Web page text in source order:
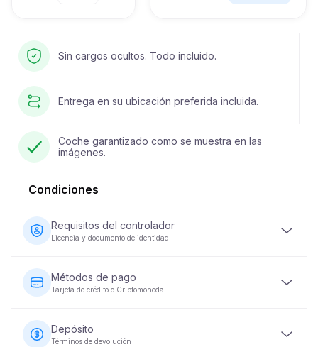
Sin cargos ocultos. Todo incluido.
Entrega en su ubicación preferida incluida.
Coche garantizado como se muestra en las
imágenes.
Condiciones
Requisitos del controlador
Licencia y documento de identidad
licencia de conducir válida. También se requiere un
documento de identidad (pasaporte o ID nacional).
Algunos vehículos pueden requerir que el conductor
Métodos de pago
Tarjeta de crédito o Criptomoneda
con tarjeta de crédito o criptomoneda. Se requiere el
pago completo en el momento de la reserva para
Depósito
Términos de devolución